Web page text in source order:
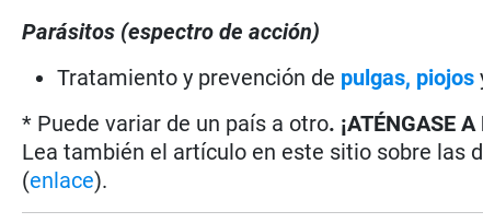
Parásitos (espectro de acción)
Tratamiento y prevención de pulgas, piojos
* Puede variar de un país a otro. ¡ATÉNGASE
Lea también el artículo en este sitio sobre las
(enlace).